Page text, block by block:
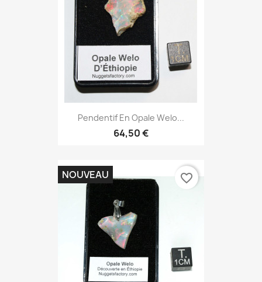
Pendentif En Opale Welo...
64,50 €
NOUVEAU favorite_border